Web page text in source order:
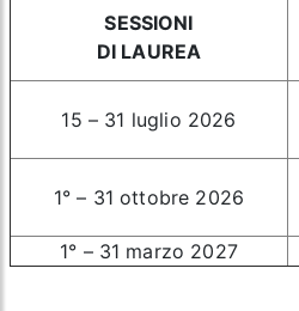
SESSIONI
DI LAUREA
15 – 31 luglio 2026
1° – 31 ottobre 2026
1° – 31 marzo 2027